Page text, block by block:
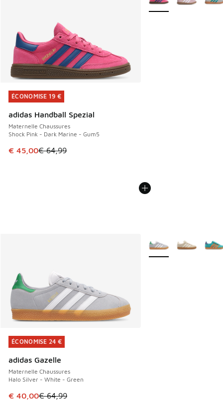
ÉCONOMISE 19 €
adidas Handball Spezial
Maternelle Chaussures
Shock Pink - Dark Marine - Gum5
Cet article est en promotion. Prix en baisse de € 64,99 à
€ 45,00€ 64,99
ÉCONOMISE 19 €
ÉCONOMISE 24 €
adidas Gazelle
Maternelle Chaussures
Halo Silver - White - Green
Cet article est en promotion. Prix en baisse de € 64,99 à
€ 40,00€ 64,99
ÉCONOMISE 24 €
Plus de couleurs